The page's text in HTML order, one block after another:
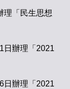
理「民生思想
日辦理「2021
日辦理「2021